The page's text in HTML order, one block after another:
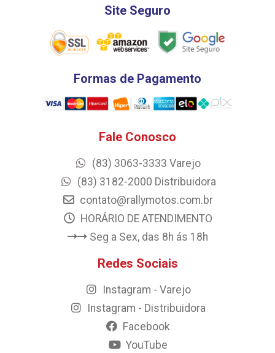
Site Seguro
Formas de Pagamento
Fale Conosco
(83) 3063-3333 Varejo
(83) 3182-2000 Distribuidora
contato@rallymotos.com.br
HORÁRIO DE ATENDIMENTO
Seg a Sex, das 8h ás 18h
Redes Sociais
Instagram - Varejo
Instagram - Distribuidora
Facebook
YouTube